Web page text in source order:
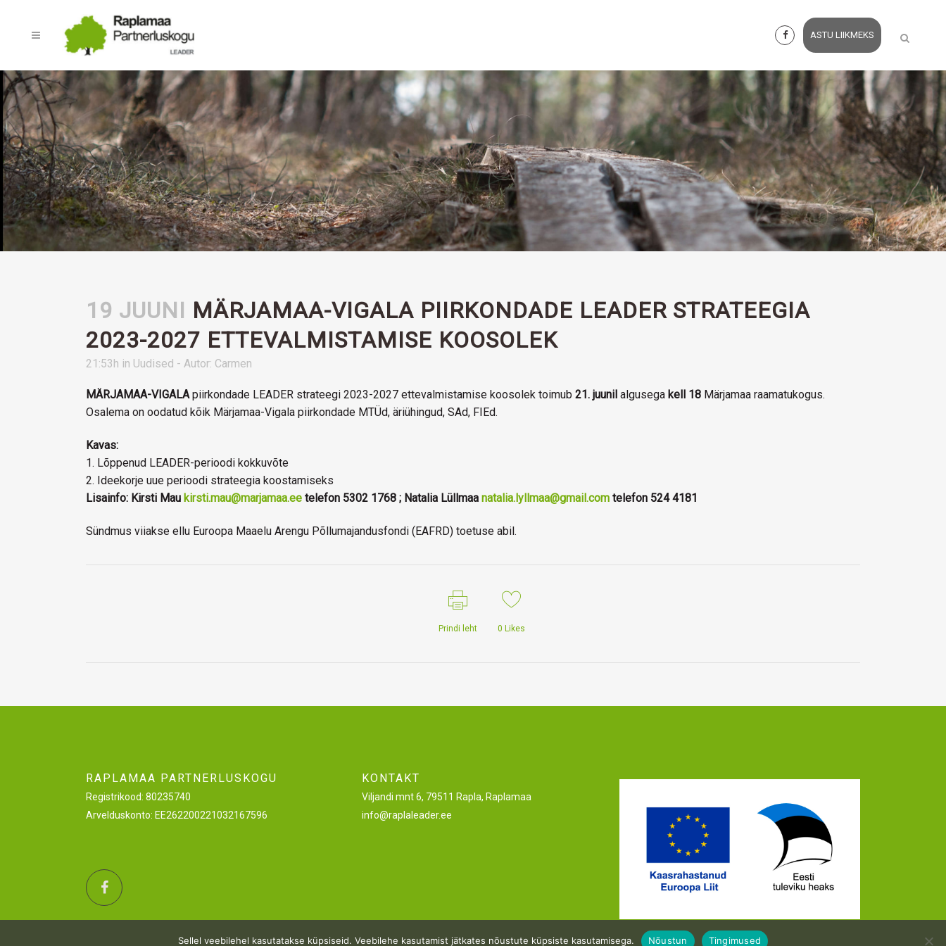
ASTU LIIKMEKS
19 JUUNI MÄRJAMAA-VIGALA PIIRKONDADE LEADER STRATEEGIA
2023-2027 ETTEVALMISTAMISE KOOSOLEK
21:53h in Uudised - Autor: Carmen
MÄRJAMAA-VIGALApiirkondade LEADER strateegi 2023-2027 ettevalmistamise koosolek toimub 21. juunil algusega kell 18 Märjamaa raamatukogus.
Osalema on oodatud kõik Märjamaa-Vigala piirkondade MTÜd, äriühingud, SAd, FIEd.
Kavas:
1. Lõppenud LEADER-perioodi kokkuvõte
2. Ideekorje uue perioodi strateegia koostamiseks
Lisainfo: Kirsti Mau kirsti.mau@marjamaa.ee telefon 5302 1768 ; Natalia Lüllmaa natalia.lyllmaa@gmail.com telefon 524 4181
Sündmus viiakse ellu Euroopa Maaelu Arengu Põllumajandusfondi (EAFRD) toetuse abil.
Prindi leht 0 Likes
RAPLAMAA PARTNERLUSKOGU
Registrikood: 80235740
Arvelduskonto: EE262200221032167596
KONTAKT
Viljandi mnt 6, 79511 Rapla, Raplamaa
info@raplaleader.ee
Sellel veebilehel kasutatakse küpsiseid. Veebilehe kasutamist jätkates nõustute küpsiste kasutamisega. Nõustun Tingimused